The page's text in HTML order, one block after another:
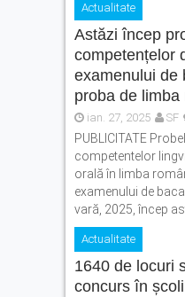
Actualitate
Astăzi încep
competențelor
examenului de
proba de limba
ian. 27, 2025 SF
PUBLICITATE
competentelor
orală în limba
examenului de
vară, 2025, încep
Actualitate
1640 de locuri
concurs în